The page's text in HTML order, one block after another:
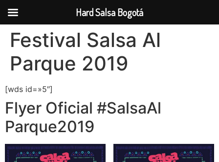
Festival Salsa Al
Parque 2019
[wds id=»5″]
Flyer Oficial #SalsaAl
Parque2019
Hard Salsa Bogotá